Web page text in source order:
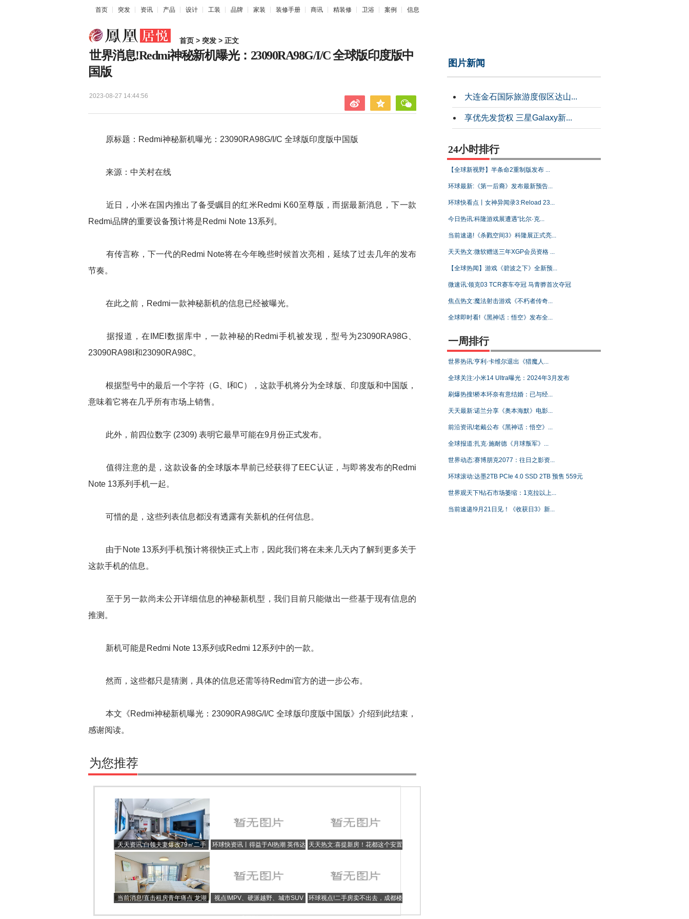
首页 突发 资讯 产品 设计 工装 品牌 家装 装修手册 商讯 精装修 卫浴 案例 信息
首页 > 突发 > 正文
世界消息!Redmi神秘新机曝光：23090RA98G/I/C 全球版印度版中
国版
2023-08-27 14:44:56
原标题：Redmi神秘新机曝光：23090RA98G/I/C 全球版印度版中国版
来源：中关村在线
近日，小米在国内推出了备受瞩目的红米Redmi K60至尊版，而据最新消息，下一款
Redmi品牌的重要设备预计将是Redmi Note 13系列。
有传言称，下一代的Redmi Note将在今年晚些时候首次亮相，延续了过去几年的发布
节奏。
在此之前，Redmi一款神秘新机的信息已经被曝光。
据报道，在IMEI数据库中，一款神秘的Redmi手机被发现，型号为23090RA98G、
23090RA98I和23090RA98C。
根据型号中的最后一个字符（G、I和C），这款手机将分为全球版、印度版和中国版，
意味着它将在几乎所有市场上销售。
此外，前四位数字 (2309) 表明它最早可能在9月份正式发布。
值得注意的是，这款设备的全球版本早前已经获得了EEC认证，与即将发布的Redmi
Note 13系列手机一起。
可惜的是，这些列表信息都没有透露有关新机的任何信息。
由于Note 13系列手机预计将很快正式上市，因此我们将在未来几天内了解到更多关于
这款手机的信息。
至于另一款尚未公开详细信息的神秘新机型，我们目前只能做出一些基于现有信息的
推测。
新机可能是Redmi Note 13系列或Redmi 12系列中的一款。
然而，这些都只是猜测，具体的信息还需等待Redmi官方的进一步公布。
本文《Redmi神秘新机曝光：23090RA98G/I/C 全球版印度版中国版》介绍到此结束，
感谢阅读。
为您推荐
天天资讯:白领夫妻爆改79㎡二手
房，缤纷用色怎么看都清爽，氛围
感全拉满
环球快资讯丨得益于AI热潮 英伟达 天天热文:喜提新房！花都这个安置
当前消息!直击租房青年痛点 龙湖
视点!MPV、硬派越野、城市SUV
环球视点!二手房卖不出去，成都楼
图片新闻
大连金石国际旅游度假区达山...
享优先发货权 三星Galaxy新...
24小时排行
【全球新视野】半条命2重制版发布 ...
环球最新:《第一后裔》发布最新预告...
环球快看点丨女神异闻录3:Reload 23...
今日热讯:科隆游戏展遭遇“比尔·克...
当前速递!《杀戮空间3》科隆展正式亮...
天天热文:微软赠送三年XGP会员资格 ...
【全球热闻】游戏《碧波之下》全新预...
微速讯:领克03 TCR赛车夺冠 马青骅首次夺冠
焦点热文:魔法射击游戏《不朽者传奇...
全球即时看!《黑神话：悟空》发布全...
一周排行
世界热讯:亨利·卡维尔退出《猎魔人...
全球关注:小米14 Ultra曝光：2024年3月发布
刷爆热搜!桥本环奈有意结婚：已与经...
天天最新:诺兰分享《奥本海默》电影...
前沿资讯!老戴公布《黑神话：悟空》...
全球报道:扎克·施耐德《月球叛军》...
世界动态:赛博朋克2077：往日之影资...
环球滚动:达墨2TB PCIe 4.0 SSD 2TB 预售 559元
世界观天下!钻石市场萎缩：1克拉以上...
当前速递!9月21日见！《收获日3》新...